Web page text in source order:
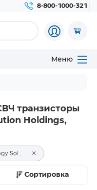
8-800-1000-321
Меню
транзисторы
Holdings,
×
Сортировка